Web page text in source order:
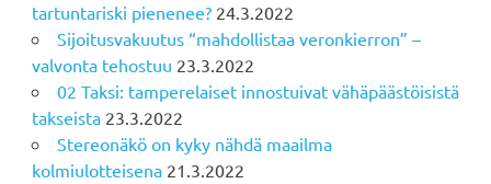
tartuntariski pienenee? 24.3.2022
Sijoitusvakuutus “mahdollistaa veronkierron” –
valvonta tehostuu 23.3.2022
02 Taksi: tamperelaiset innostuivat vähäpäästöisistä
takseista 23.3.2022
Stereonäkö on kyky nähdä maailma
kolmiulotteisena 21.3.2022